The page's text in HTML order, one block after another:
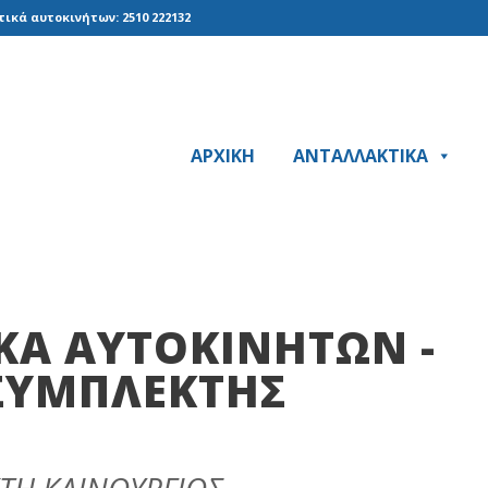
αυτοκινήτων: 2510 222132
ΑΡΧΙΚΗ ΑΝΤΑΛΛΑΚΤΙΚΑ
ΑΥΤΟΚΙΝΉΤΩΝ -